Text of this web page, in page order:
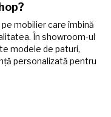
mobilier care îmbină
În showroom-ul
modele de paturi,
personalizată pentru